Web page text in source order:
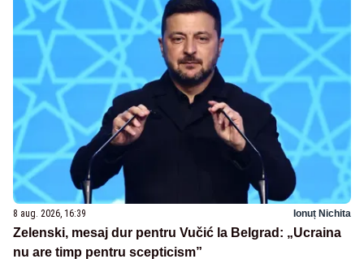
8 aug. 2026, 16:39 Ionuț Nichita
Zelenski, mesaj dur pentru Vučić la Belgrad: „Ucraina
nu are timp pentru scepticism”